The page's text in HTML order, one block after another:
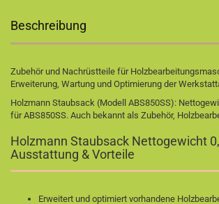
Beschreibung
Zubehör und Nachrüstteile für
Erweiterung, Wartung und Optimierung der
Holzmann Staubsack (Modell ABS850SS):
für ABS850SS. Auch bekannt als Zubehör,
Holzmann Staubsack Nettogewicht
Ausstattung & Vorteile
Erweitert und optimiert vorhandene